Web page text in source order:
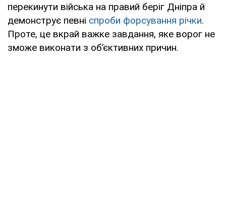
перекинути війська на правий беріг Дніпра й
демонструє певні спроби форсування річки.
Проте, це вкрай важке завдання, яке ворог не
зможе виконати з об’єктивних причин.